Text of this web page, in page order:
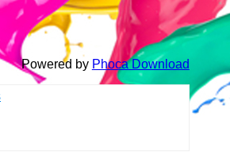
Powered by Phoca Download